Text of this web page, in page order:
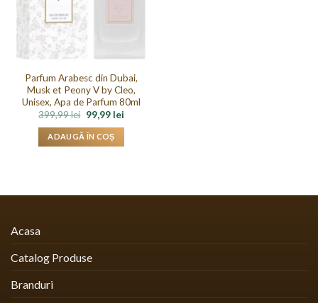
Parfum Arabesc din Dubai,
Musk et Peony V by Cleo,
Unisex, Apa de Parfum 80ml
399,99lei Prețul
inițial
a
fost:
99,99 leiPrețul
ADAUGĂ ÎN COȘ
Acasa
Catalog Produse
Branduri